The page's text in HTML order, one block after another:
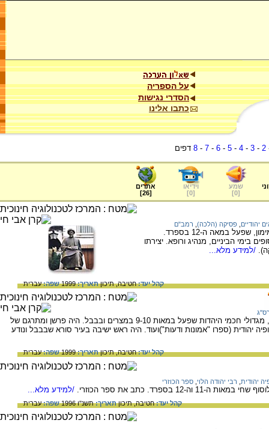
על הספריה
הסדרי נגישות
כתבו אלינו
2
-
3
-
4
-
5
-
6
-
7
-
8 דפים
שמע
[
0
]
וידיאו
[
0
]
אתרים
[
26
]
יהודיים פסיקה (הלכה) רמב"ם
המידע בדף זה עוסק ברמב"ם, רבי משה בן מימון, שפעל במאה ה-12 בספרד.
בימי הביניים, מנהיג ורופא. יצירתו
/למידע מלא...
קהל יעד:חטיבה,תיכוןתאריך:1999 שפה:עברית
המידע בדף זה עוסק ברס"ג - רב סעדיה גאון, מגדולי חכמי היהדות שפעל במאות 9-10 במצרים ובבבל. היה פרשן ומתרגם של
יהודית (ספרו "אמונות ודעות")ועוד. היה ראש ישיבה בעיר סורא שבבבל ונודע
קהל יעד:חטיבה,תיכוןתאריך:1999 שפה:עברית
יהודית רבי יהודה הלוי ספר הכוזרי
בספרד. כתב את ספר הכוזרי. /למידע מלא...
קהל יעד:חטיבה,תיכוןתאריך:תשנ"ו 1996 שפה:עברית